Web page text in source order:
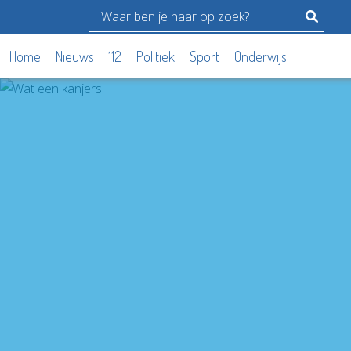
Home Nieuws 112 Politiek Sport Onderwijs